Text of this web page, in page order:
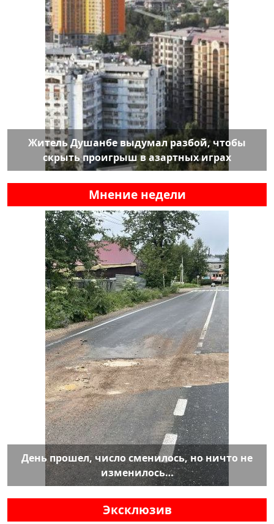
Житель Душанбе выдумал разбой, чтобы
скрыть проигрыш в азартных играх
Мнение недели
День прошел, число сменилось, но ничто не
изменилось…
Эксклюзив